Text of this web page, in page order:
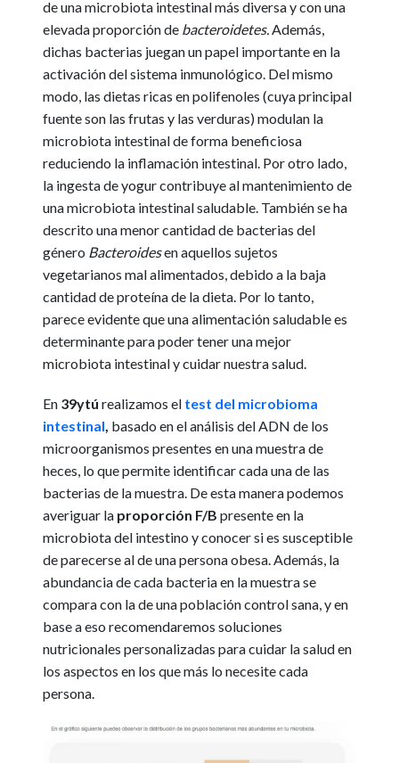
de una microbiota intestinal más diversa y con una
elevada proporción de bacteroidetes.Además,
dichas bacterias juegan un papel importante en la
activación del sistema inmunológico. Del mismo
modo, las dietas ricas en polifenoles (cuya principal
fuente son las frutas y las verduras) modulan la
microbiota intestinal de forma beneficiosa
reduciendo la inflamación intestinal. Por otro lado,
la ingesta de yogur contribuye al mantenimiento de
una microbiota intestinal saludable. También se ha
descrito una menor cantidad de bacterias del
género Bacteroidesen aquellos sujetos
vegetarianos mal alimentados, debido a la baja
cantidad de proteína de la dieta. Por lo tanto,
parece evidente que una alimentación saludable es
determinante para poder tener una mejor
microbiota intestinal y cuidar nuestra salud.
En 39ytú realizamos el test del microbioma
intestinal, basado en el análisis del ADN de los
microorganismos presentes en una muestra de
heces, lo que permite identificar cada una de las
bacterias de la muestra. De esta manera podemos
averiguar la proporción F/B presente en la
microbiota del intestino y conocer si es susceptible
de parecerse al de una persona obesa. Además, la
abundancia de cada bacteria en la muestra se
compara con la de una población control sana, y en
base a eso recomendaremos soluciones
nutricionales personalizadas para cuidar la salud en
los aspectos en los que más lo necesite cada
persona.